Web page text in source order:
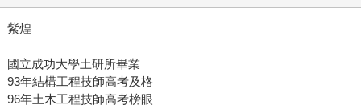
紫煌
國立成功大學土研所畢業
93年結構工程技師高考及格
96年土木工程技師高考榜眼